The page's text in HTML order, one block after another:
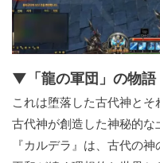
▼「龍の軍団」の物語
これは堕落した古代神と
古代神が創造した神秘的な
『カルデラ』は、古代の